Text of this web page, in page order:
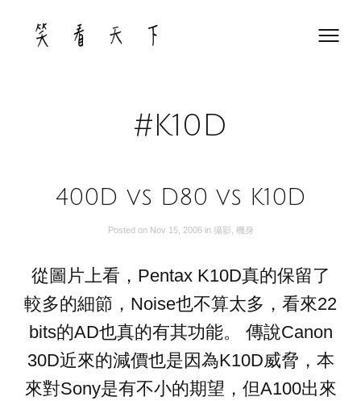
content
#K10D
400D vs D80 vs K10D
Posted on Nov 15, 2006 in 攝影 機身
從圖片上看，Pentax K10D真的保留了
較多的細節，Noise也不算太多，看來22
bits的AD也真的有其功能。 傳說Canon
30D近來的減價也是因為K10D威脅，本
來對Sony是有不小的期望，但A100出來